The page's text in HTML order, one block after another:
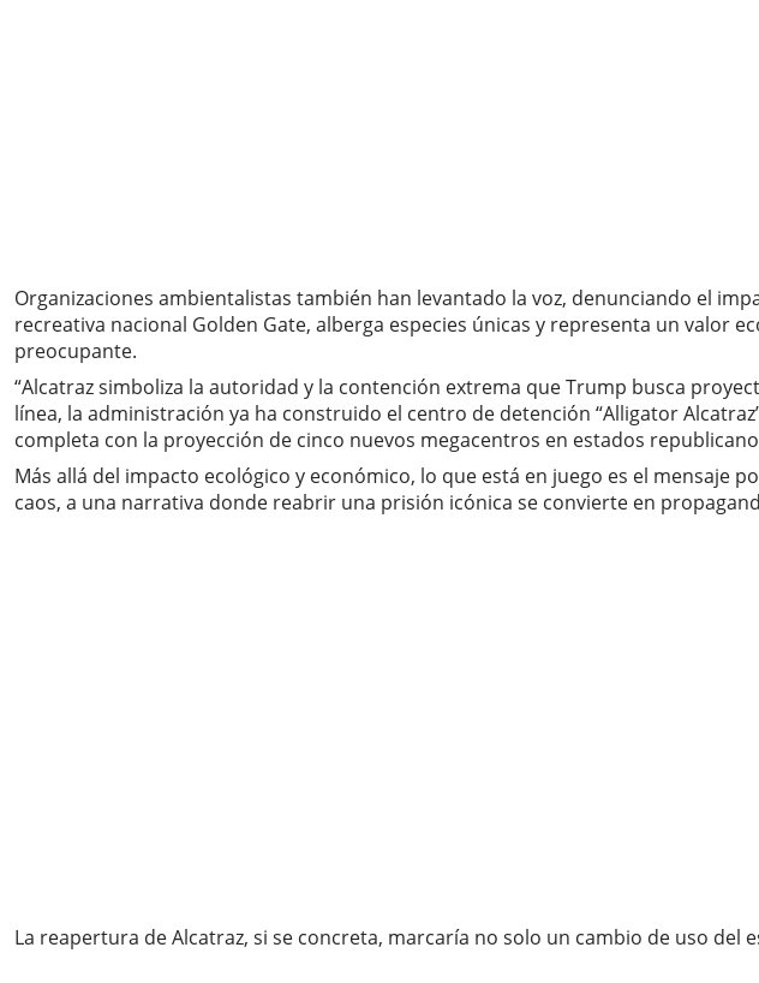
Organizaciones ambientalistas también han levantado la voz, denunciando el
recreativa nacional Golden Gate, alberga especies únicas y representa un valor
preocupante.
“Alcatraz simboliza la autoridad y la contención extrema que Trump busca
línea, la administración ya ha construido el centro de detención “Alligator
completa con la proyección de cinco nuevos megacentros en estados
Más allá del impacto ecológico y económico, lo que está en juego es el
caos, a una narrativa donde reabrir una prisión icónica se convierte en
La reapertura de Alcatraz, si se concreta, marcaría no solo un cambio de uso